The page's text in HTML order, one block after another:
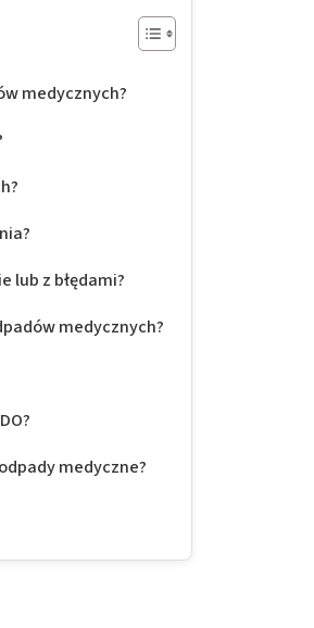
medycznych?
lub z błędami?
medycznych?
medyczne?